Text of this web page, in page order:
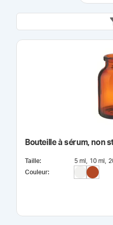
Bouteille à sérum, non
Taille: 5 ml 10 ml
Couleur: